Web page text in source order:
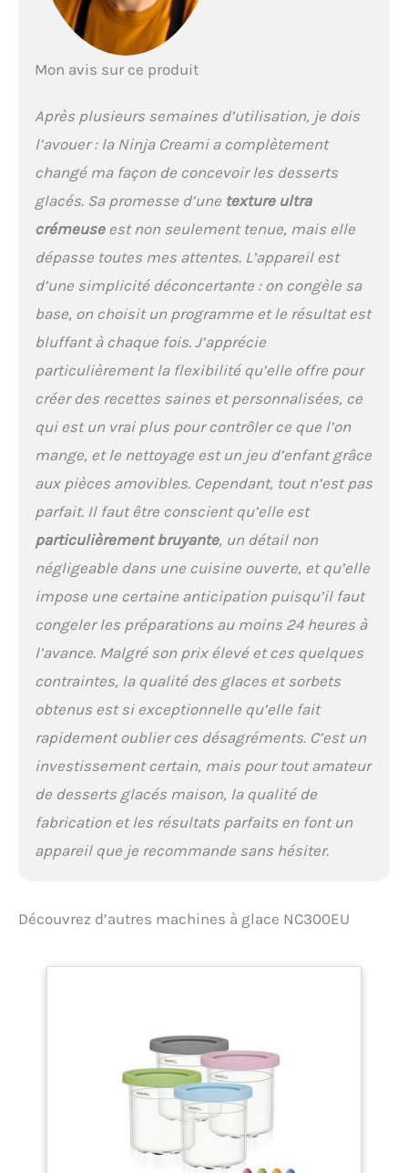
Mon avis sur ce produit
Après plusieurs semaines d’utilisation, je dois
l’avouer : la Ninja Creami a complètement
changé ma façon de concevoir les desserts
glacés. Sa promesse d’une texture ultra
crémeuseest non seulement tenue, mais elle
dépasse toutes mes attentes. L’appareil est
d’une simplicité déconcertante : on congèle sa
base, on choisit un programme et le résultat est
bluffant à chaque fois. J’apprécie
particulièrement la flexibilité qu’elle offre pour
créer des recettes saines et personnalisées, ce
qui est un vrai plus pour contrôler ce que l’on
mange, et le nettoyage est un jeu d’enfant grâce
aux pièces amovibles. Cependant, tout n’est pas
parfait. Il faut être conscient qu’elle est
particulièrement bruyante, un détail non
négligeable dans une cuisine ouverte, et qu’elle
impose une certaine anticipation puisqu’il faut
congeler les préparations au moins 24 heures à
l’avance. Malgré son prix élevé et ces quelques
contraintes, la qualité des glaces et sorbets
obtenus est si exceptionnelle qu’elle fait
rapidement oublier ces désagréments. C’est un
investissement certain, mais pour tout amateur
de desserts glacés maison, la qualité de
fabrication et les résultats parfaits en font un
appareil que je recommande sans hésiter.
Découvrez d’autres machines à glace NC300EU